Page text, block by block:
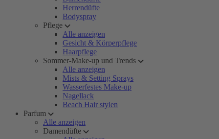
Herrendüfte
Bodyspray
Pflege
Alle anzeigen
Gesicht & Körperpflege
Haarpflege
Sommer-Make-up und Trends
Alle anzeigen
Mists & Setting Sprays
Wasserfestes Make-up
Nagellack
Beach Hair stylen
Parfum
Alle anzeigen
Damendüfte